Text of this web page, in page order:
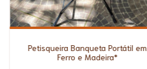
Petisqueira Banqueta Portátil em
Ferro e Madeira*